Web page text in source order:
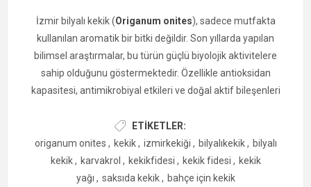
İzmir bilyalı kekik (Origanum onites), sadece mutfakta
kullanılan aromatik bir bitki değildir. Son yıllarda yapılan
bilimsel araştırmalar, bu türün güçlü biyolojik aktivitelere
sahip olduğunu göstermektedir. Özellikle antioksidan
kapasitesi, antimikrobiyal etkileri ve doğal aktif bileşenleri
ETIKETLER:
origanum onites , kekik , izmirkekiği , bilyalıkekik , bilyalı
kekik , karvakrol , kekikfidesi , kekik fidesi , kekik
yağı , saksıda kekik , bahçe için kekik